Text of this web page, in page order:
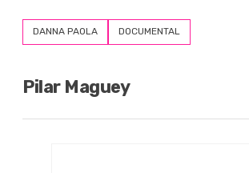
DANNA PAOLA DOCUMENTAL
Pilar Maguey